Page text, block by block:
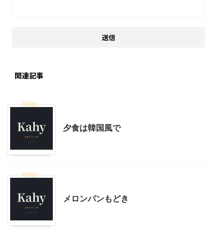
関連記事
夕食は韓国風で
メロンパンもどき